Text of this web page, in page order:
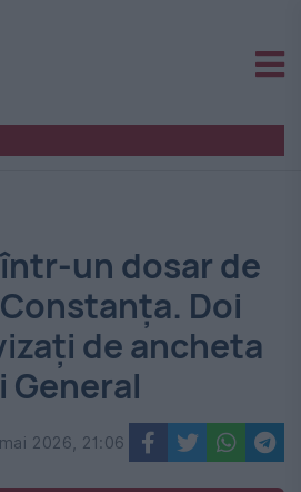
un dosar de
Doi
de ancheta
General
2026, 21:06